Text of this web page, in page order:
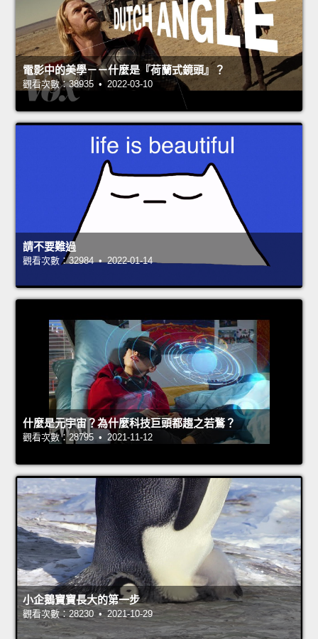
電影中的美學－－什麼是『荷蘭式鏡頭』？
觀看次數：38935 • 2022-03-10
請不要難過
觀看次數：32984 • 2022-01-14
什麼是元宇宙？為什麼科技巨頭都趨之若鶩？
觀看次數：28795 • 2021-11-12
小企鵝寶寶長大的第一步
觀看次數：28230 • 2021-10-29